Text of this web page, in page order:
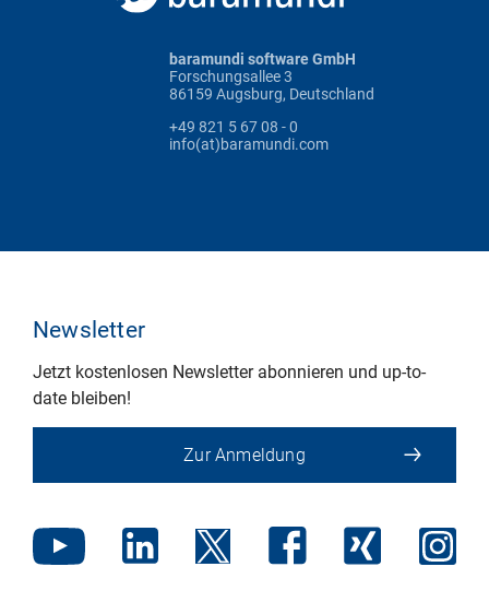
baramundi software GmbH
Forschungsallee 3
86159 Augsburg, Deutschland
+49 821 5 67 08 - 0
info(at)baramundi.com
Newsletter
Jetzt kostenlosen Newsletter abonnieren und up-to-
date bleiben!
Zur Anmeldung